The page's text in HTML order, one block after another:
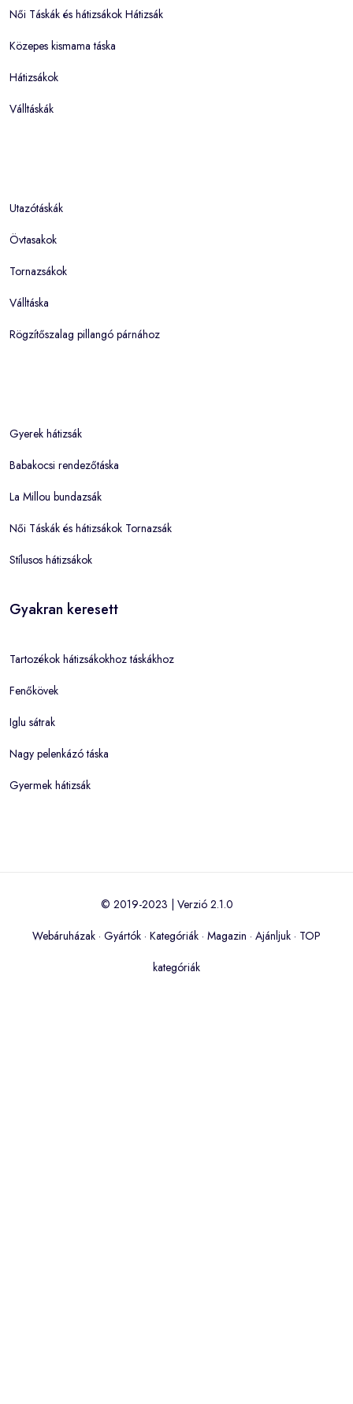
Női Táskák és hátizsákok Hátizsák
Közepes kismama táska
Hátizsákok
Válltáskák
Utazótáskák
Övtasakok
Tornazsákok
Válltáska
Rögzítőszalag pillangó párnához
Gyerek hátizsák
Babakocsi rendezőtáska
La Millou bundazsák
Női Táskák és hátizsákok Tornazsák
Stílusos hátizsákok
Gyakran keresett
Tartozékok hátizsákokhoz táskákhoz
Fenőkövek
Iglu sátrak
Nagy pelenkázó táska
Gyermek hátizsák
© 2019-2023 | Verzió 2.1.0
Webáruházak · Gyártók · Kategóriák · Magazin · Ajánljuk · TOP
kategóriák